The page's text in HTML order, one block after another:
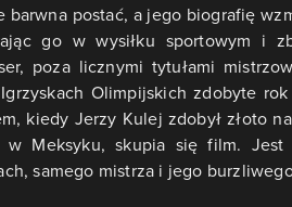
postać, a jego biografię
go w wysiłku sportowym i
poza licznymi tytułami
Olimpijskich zdobyte
kiedy Jerzy Kulej zdobył złoto
Meksyku, skupia się film.
samego mistrza i jego